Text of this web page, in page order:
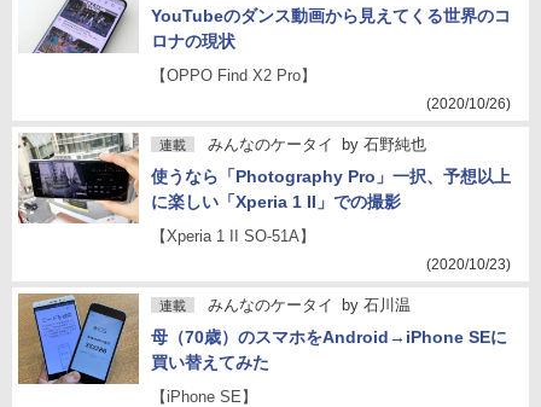
YouTubeのダンス動画から見えてくる世界のコ
ロナの現状
【OPPO Find X2 Pro】
(2020/10/26)
連載 みんなのケータイ by 石野純也
使うなら「Photography Pro」一択、予想以上
に楽しい「Xperia 1 II」での撮影
【Xperia 1 II SO-51A】
(2020/10/23)
連載 みんなのケータイ by 石川温
母（70歳）のスマホをAndroid→iPhone SEに
買い替えてみた
【iPhone SE】